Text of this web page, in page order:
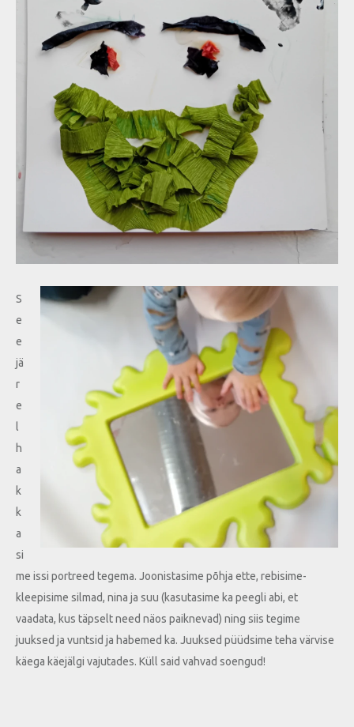
S
e
e
jä
r
e
l
h
a
k
k
a
si
me issi portreed tegema. Joonistasime põhja ette, rebisime-
kleepisime silmad, nina ja suu (kasutasime ka peegli abi, et
vaadata, kus täpselt need näos paiknevad) ning siis tegime
juuksed ja vuntsid ja habemed ka. Juuksed püüdsime teha värvise
käega käejälgi vajutades. Küll said vahvad soengud!